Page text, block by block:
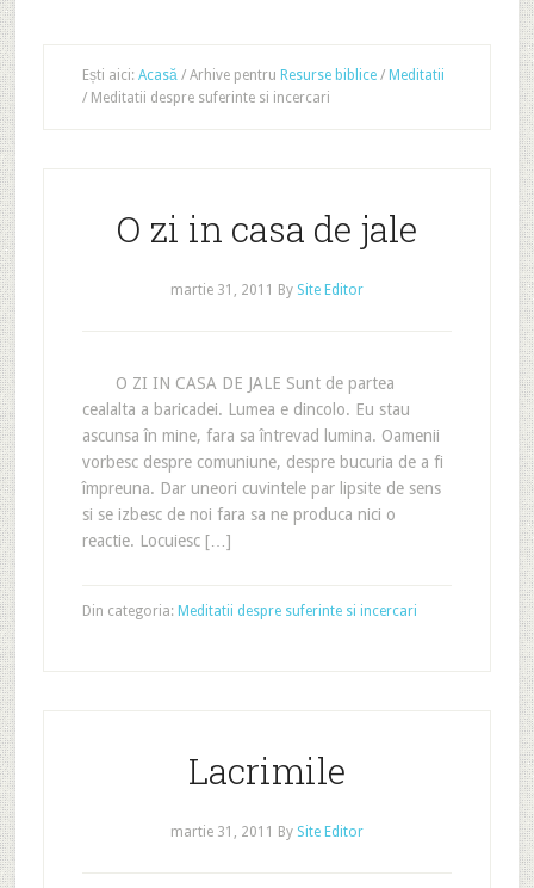
Ești aici: Acasă /Arhive pentru Resurse biblice / Meditatii
/Meditatii despre suferinte si incercari
O zi in casa de jale
martie 31, 2011 By Site Editor
O ZI IN CASA DE JALE Sunt de partea
cealalta a baricadei. Lumea e dincolo. Eu stau
ascunsa în mine, fara sa întrevad lumina. Oamenii
vorbesc despre comuniune, despre bucuria de a fi
împreuna. Dar uneori cuvintele par lipsite de sens
si se izbesc de noi fara sa ne produca nici o
reactie. Locuiesc […]
Din categoria: Meditatii despre suferinte si incercari
Lacrimile
martie 31, 2011 By Site Editor